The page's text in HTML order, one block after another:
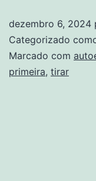
dezembro 6, 2024
Categorizado
Marcado com
primeira, tirar